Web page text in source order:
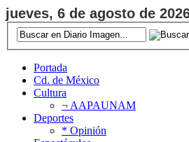
jueves, 6 de agosto de
Portada
Cd. de México
Cultura
¬ AAPAUNAM
Deportes
* Opinión